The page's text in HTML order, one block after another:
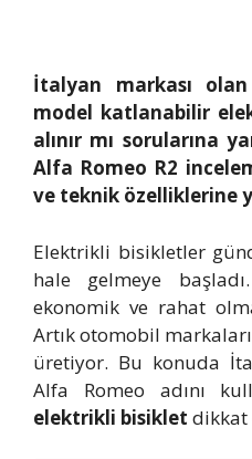
İtalyan markası
model katlanabilir
alınır mı sorularına
Alfa Romeo R2
ve teknik özelliklerine
Elektrikli bisikletler
hale gelmeye
ekonomik ve rahat
Artık otomobil
üretiyor. Bu konuda
Alfa Romeo adını
elektrikli bisiklet dikkat